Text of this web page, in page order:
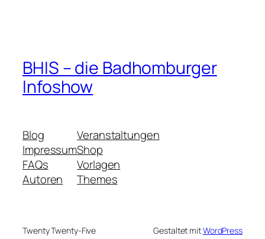
BHIS – die Badhomburger
Infoshow
Blog
Impressum
FAQs
Autoren
Veranstaltungen
Shop
Vorlagen
Themes
Twenty Twenty-Five Gestaltet mitWordPress